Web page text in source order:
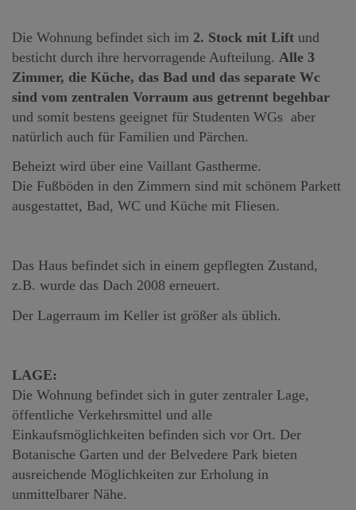
Die Wohnung befindet sich im 2. Stock mit Lift und
besticht durch ihre hervorragende Aufteilung. Alle 3
Zimmer, die Küche, das Bad und das separate Wc
sind vom zentralen Vorraum aus getrennt begehbar
und somit bestens geeignet für Studenten WGs aber
natürlich auch für Familien und Pärchen.
Beheizt wird über eine Vaillant Gastherme.
Die Fußböden in den Zimmern sind mit schönem Parkett
ausgestattet, Bad, WC und Küche mit Fliesen.
Das Haus befindet sich in einem gepflegten Zustand,
z.B. wurde das Dach 2008 erneuert.
Der Lagerraum im Keller ist größer als üblich.
LAGE:
Die Wohnung befindet sich in guter zentraler Lage,
öffentliche Verkehrsmittel und alle
Einkaufsmöglichkeiten befinden sich vor Ort. Der
Botanische Garten und der Belvedere Park bieten
ausreichende Möglichkeiten zur Erholung in
unmittelbarer Nähe.